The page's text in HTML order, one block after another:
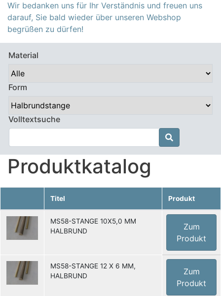
Wir bedanken uns für Ihr Verständnis und freuen uns
darauf, Sie bald wieder über unseren Webshop
begrüßen zu dürfen!
Material
Form
Volltextsuche

Produktkatalog
Titel Produkt
MS58-STANGE 10X5,0 MM
HALBRUND
Zum
Produkt
MS58-STANGE 12 X 6 MM,
HALBRUND
Zum
Produkt